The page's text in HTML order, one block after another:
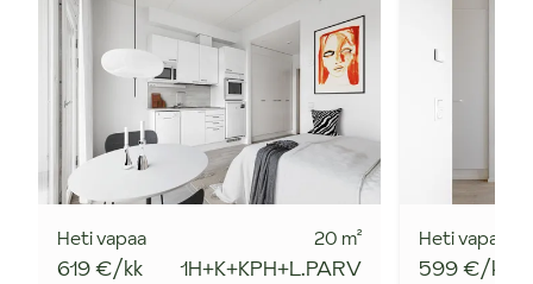
Heti vapaa
619 €/kk
20 m²
1H+K+KPH+L.PARV
Heti vapaa
599 €/kk